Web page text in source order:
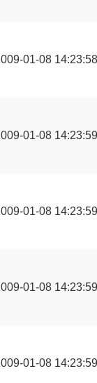
01-08 14:23:58
01-08 14:23:59
01-08 14:23:59
01-08 14:23:59
01-08 14:23:59